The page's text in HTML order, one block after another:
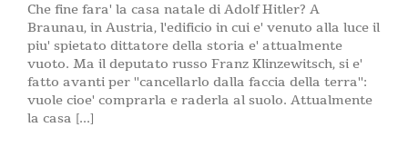
Che fine fara' la casa natale di Adolf Hitler? A
Braunau, in Austria, l'edificio in cui e' venuto alla luce il
piu' spietato dittatore della storia e' attualmente
vuoto. Ma il deputato russo Franz Klinzewitsch, si e'
fatto avanti per ''cancellarlo dalla faccia della terra'':
vuole cioe' comprarla e raderla al suolo. Attualmente
la casa [...]